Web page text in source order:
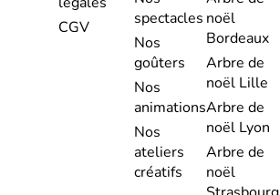
CGV
spectacles
Nos
goûters
Nos
animations
Nos
ateliers
créatifs
noël
Bordeaux
Arbre de
noël Lille
Arbre de
noël Lyon
Arbre de
noël